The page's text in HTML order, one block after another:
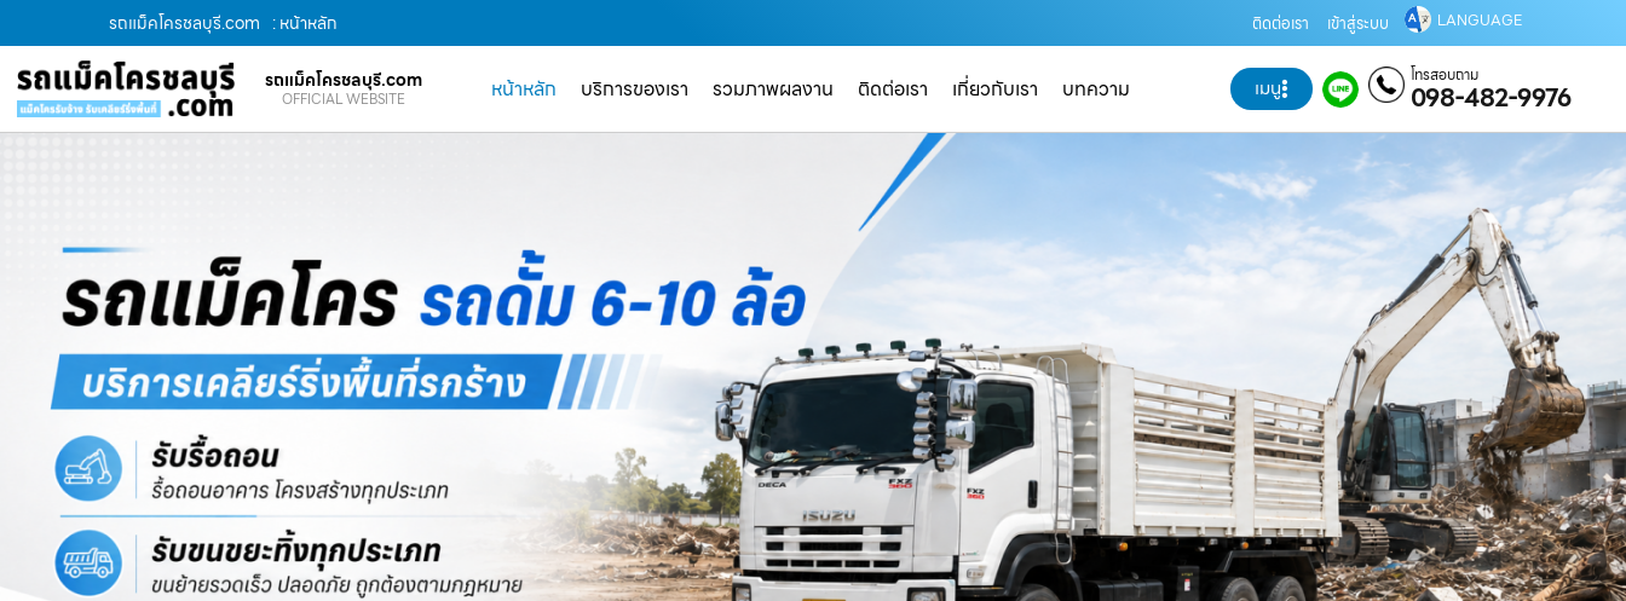
รถแม็คโครชลบุรี.com : หน้าหลัก ติดต่อเรา เข้าสู่ระบบ LANGUAGE
รถแม็คโครชลบุรี.com
OFFICIAL WEBSITE หน้าหลัก บริการของเรา รวมภาพผลงาน ติดต่อเรา เกี่ยวกับเรา บทความ เมนู โทรสอบถาม
098-482-9976